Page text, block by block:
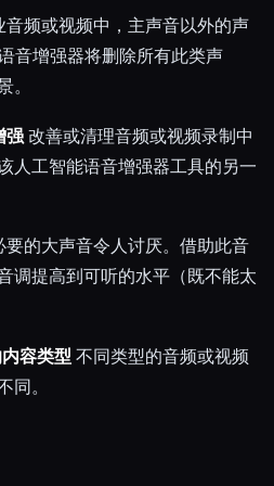
音频或视频中，主声音以外的声
音增强器将删除所有此类声
。
强 改善或清理音频或视频录制中
人工智能语音增强器工具的另一
要的大声音令人讨厌。借助此音
调提高到可听的水平（既不能太
容类型 不同类型的音频或视频
同。